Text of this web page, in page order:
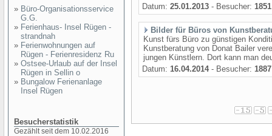
» Büro-Organisationsservice
G.G.
» Ferienhaus- Insel Rügen -
strandnah
» Ferienwohnungen auf
Rügen - Ferienresidenz Ru
» Ostsee-Urlaub auf der Insel
Rügen in Sellin o
» Bungalow Ferienanlage
Insel Rügen
Besucherstatistik
Gezählt seit dem 10.02.2016
Datum: 25.01.2013 - Besucher: 1851
Bilder für Büros von
Kunst fürs Büro zu günstigen
Kunstberatung von Donat Bailer
jungen Künstlern. Dort kann man
Datum: 16.04.2014- Besucher: 1887